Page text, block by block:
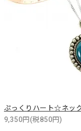
ぷっくりハート☆ネッ
9,350円(税850円)